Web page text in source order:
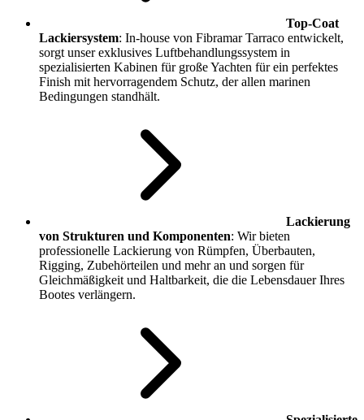
Top-Coat
Lackiersystem: In-house von Fibramar Tarraco entwickelt,
sorgt unser exklusives Luftbehandlungssystem in
spezialisierten Kabinen für große Yachten für ein perfektes
Finish mit hervorragendem Schutz, der allen marinen
Bedingungen standhält.
Lackierung
von Strukturen und Komponenten: Wir bieten
professionelle Lackierung von Rümpfen, Überbauten,
Rigging, Zubehörteilen und mehr an und sorgen für
Gleichmäßigkeit und Haltbarkeit, die die Lebensdauer Ihres
Bootes verlängern.